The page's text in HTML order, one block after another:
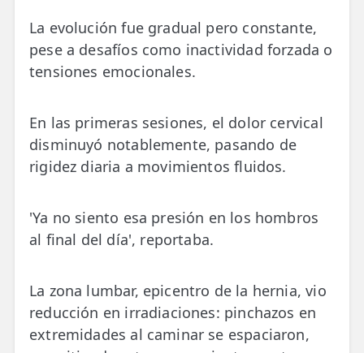
La evolución fue gradual pero constante,
pese a desafíos como inactividad forzada o
tensiones emocionales.
En las primeras sesiones, el dolor cervical
disminuyó notablemente, pasando de
rigidez diaria a movimientos fluidos.
'Ya no siento esa presión en los hombros
al final del día', reportaba.
La zona lumbar, epicentro de la hernia, vio
reducción en irradiaciones: pinchazos en
extremidades al caminar se espaciaron,